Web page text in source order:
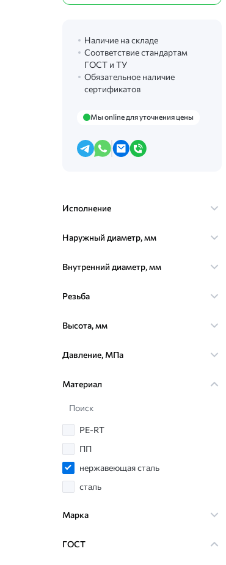
Наличие на складе
Соответствие стандартам
ГОСТ и ТУ
Обязательное наличие
сертификатов
Мы online для уточнения цены
Исполнение
Наружный диаметр, мм
Внутренний диаметр, мм
Резьба
Высота, мм
Давление, МПа
Материал
Поиск
PE-RT
ПП
нержавеющая сталь
сталь
Марка
ГОСТ